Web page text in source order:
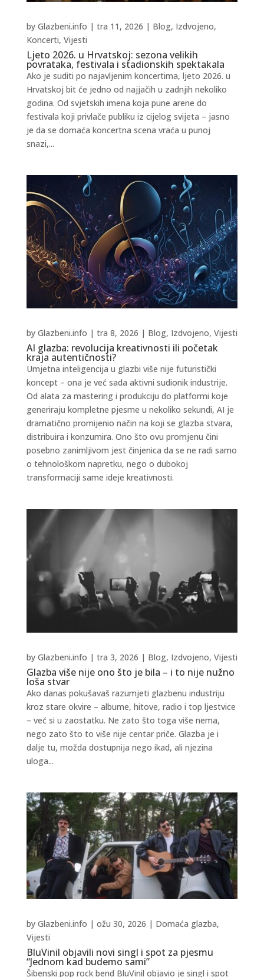
Ljeto 2026. u Hrvatskoj: sezona velikih
povrataka, festivala i stadionskih spektakala
by Glazbeni.info | tra 11, 2026 | Blog, Izdvojeno,
Koncerti, Vijesti
Ako je suditi po najavljenim koncertima, ljeto 2026. u
Hrvatskoj bit će jedno od najjačih u zadnjih nekoliko
godina. Od svjetskih imena koja pune arene do
festivala koji privlače publiku iz cijelog svijeta – jasno
je da se domaća koncertna scena vraća u punoj
snazi,...
AI glazba: revolucija kreativnosti ili početak
kraja autentičnosti?
by Glazbeni.info | tra 8, 2026 | Blog, Izdvojeno, Vijesti
Umjetna inteligencija u glazbi više nije futuristički
koncept – ona je već sada aktivni sudionik industrije.
Od alata za mastering i produkciju do platformi koje
generiraju kompletne pjesme u nekoliko sekundi, AI je
dramatično promijenio način na koji se glazba stvara,
distribuira i konzumira. Ono što ovu promjenu čini
posebno zanimljivom jest činjenica da se ne radi samo
o tehnološkom napretku, nego o dubokoj
transformaciji same ideje kreativnosti.
Glazba više nije ono što je bila – i to nije nužno
loša stvar
by Glazbeni.info | tra 3, 2026 | Blog, Izdvojeno, Vijesti
Ako danas pokušavaš razumjeti glazbenu industriju
kroz stare okvire – albume, hitove, radio i top ljestvice
– već si u zaostatku. Ne zato što toga više nema,
nego zato što to više nije centar priče. Glazba je i
dalje tu, možda dostupnija nego ikad, ali njezina
uloga...
BluVinil objavili novi singl i spot za pjesmu
“Jednom kad budemo sami”
by Glazbeni.info | ožu 30, 2026 | Domaća glazba,
Vijesti
Šibenski pop rock bend BluVinil objavio je singl i spot